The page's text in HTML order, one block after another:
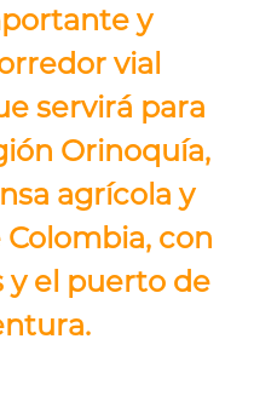
y
vial
servirá para
Orinoquía,
agrícola y
con
y el puerto de